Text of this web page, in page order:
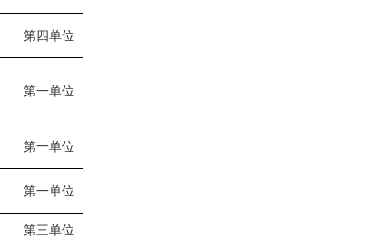
第四单位
第一单位
第一单位
第一单位
第三单位